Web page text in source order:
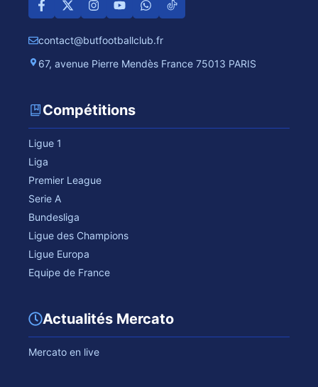
contact@butfootballclub.fr
67, avenue Pierre Mendès France 75013 PARIS
Compétitions
Ligue 1
Liga
Premier League
Serie A
Bundesliga
Ligue des Champions
Ligue Europa
Equipe de France
Actualités Mercato
Mercato en live